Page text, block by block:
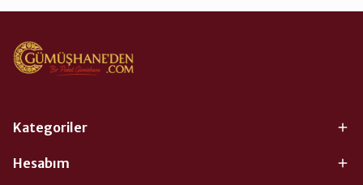
Kategoriler
Hesabım